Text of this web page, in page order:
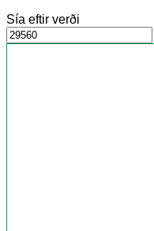
Sía eftir verði
Ódýrasta
verð